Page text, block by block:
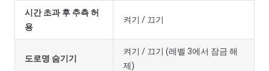
시간 초과 후 추측 허
용
켜기 / 끄기
도로명 숨기기
켜기 / 끄기 (레벨 3에서 잠금 해
제)